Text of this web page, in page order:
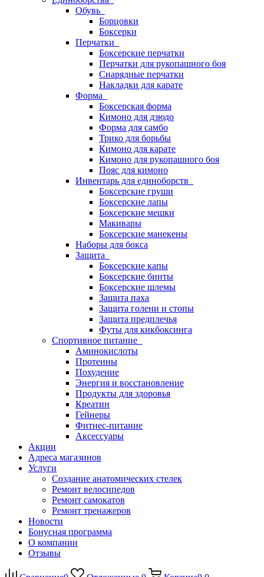
Обувь
Борцовки
Боксерки
Перчатки
Боксерские перчатки
Перчатки для рукопашного боя
Снарядные перчатки
Накладки для карате
Форма
Боксерская форма
Кимоно для дзюдо
Форма для самбо
Трико для борьбы
Кимоно для карате
Кимоно для рукопашного боя
Пояс для кимоно
Инвентарь для единоборств
Боксерские груши
Боксерские лапы
Боксерские мешки
Макивары
Боксерские манекены
Наборы для бокса
Защита
Боксерские капы
Боксерские бинты
Боксерские шлемы
Защита паха
Защита голени и стопы
Защита предплечья
Футы для кикбоксинга
Спортивное питание
Аминокислоты
Протеины
Похудение
Энергия и восстановление
Продукты для здоровья
Креатин
Гейнеры
Фитнес-питание
Аксессуары
Акции
Адреса магазинов
Услуги
Создание анатомических стелек
Ремонт велосипедов
Ремонт самокатов
Ремонт тренажеров
Новости
Бонусная программа
О компании
Отзывы